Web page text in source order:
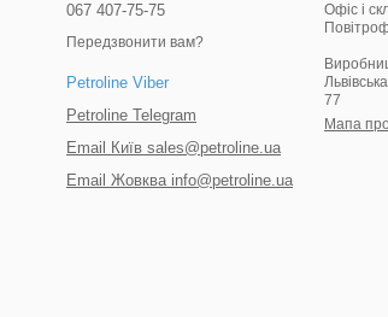
067 407-75-75
Передзвонити вам?
Petroline Viber
Petroline Telegram
Email Київ sales@petroline.ua
Email Жовква info@petroline.ua
Офіс і
77
Мапа